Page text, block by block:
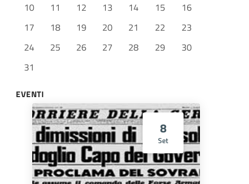
10
11 12 13 14 15
16
17
18 19 20 21 22
23
24
25 26 27 28 29
30
31
EVENTI
8
Set